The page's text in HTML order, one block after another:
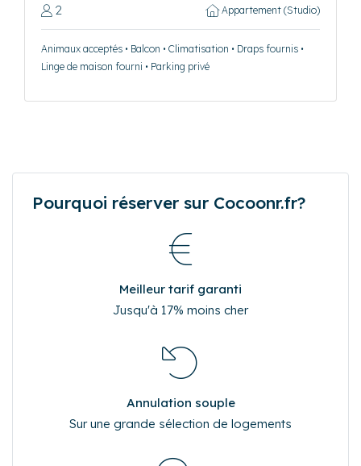
2 Appartement (Studio)
Animaux acceptés • Balcon • Climatisation • Draps fournis •
Linge de maison fourni • Parking privé
Pourquoi réserver sur Cocoonr.fr?
Meilleur tarif garanti
Jusqu'à 17% moins cher
Annulation souple
Sur une grande sélection de logements